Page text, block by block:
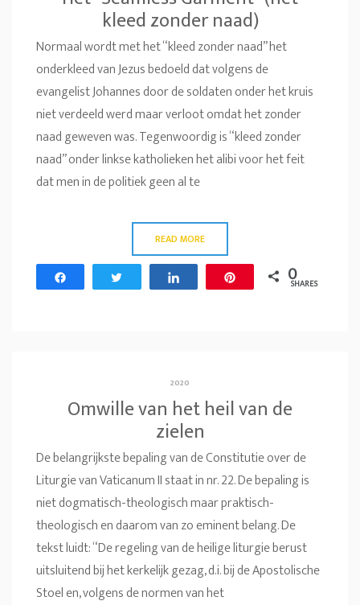
kleed zonder naad)
Normaal wordt met het “kleed zonder naad” het
onderkleed van Jezus bedoeld dat volgens de
evangelist Johannes door de soldaten onder het kruis
niet verdeeld werd maar verloot omdat het zonder
naad geweven was. Tegenwoordig is “kleed zonder
naad” onder linkse katholieken het alibi voor het feit
dat men in de politiek geen al te
READ MORE
0
SHARES
2020
Omwille van het heil van de
zielen
De belangrijkste bepaling van de Constitutie over de
Liturgie van Vaticanum II staat in nr. 22. De bepaling is
niet dogmatisch-theologisch maar praktisch-
theologisch en daarom van zo eminent belang. De
tekst luidt: “De regeling van de heilige liturgie berust
uitsluitend bij het kerkelijk gezag, d.i. bij de Apostolische
Stoel en, volgens de normen van het